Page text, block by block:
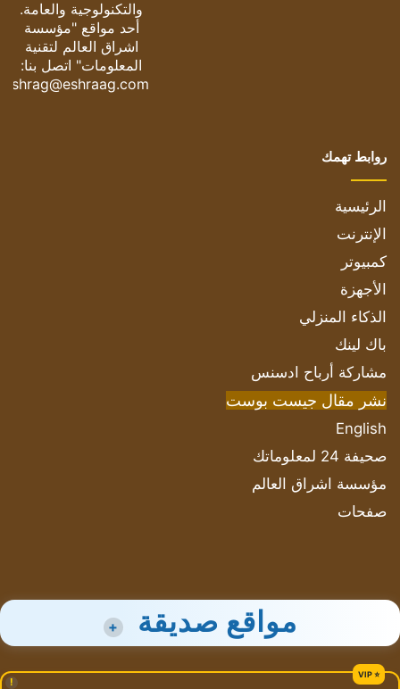
والتكنولوجية والعامة.
أحد مواقع "مؤسسة
اشراق العالم لتقنية
المعلومات" اتصل بنا:
eshrag@eshraag.com
روابط تهمك
الرئيسية
الإنترنت
كمبيوتر
الأجهزة
الذكاء المنزلي
باك لينك
مشاركة أرباح ادسنس
نشر مقال جيست بوست
English
صحيفة 24 لمعلوماتك
مؤسسة اشراق العالم
صفحات
مواقع صديقة +
!